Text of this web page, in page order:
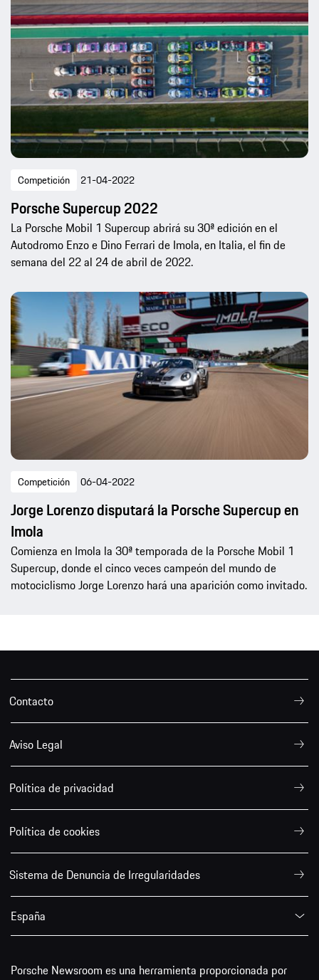
Competición 21-04-2022
Porsche Supercup 2022
La Porsche Mobil 1 Supercup abrirá su 30ª edición en el
Autodromo Enzo e Dino Ferrari de Imola, en Italia, el fin de
semana del 22 al 24 de abril de 2022.
Competición 06-04-2022
Jorge Lorenzo disputará la Porsche Supercup en
Imola
Comienza en Imola la 30ª temporada de la Porsche Mobil 1
Supercup, donde el cinco veces campeón del mundo de
motociclismo Jorge Lorenzo hará una aparición como invitado.
Contacto
Aviso Legal
Política de privacidad
Política de cookies
Sistema de Denuncia de Irregularidades
España
Porsche Newsroom es una herramienta proporcionada por